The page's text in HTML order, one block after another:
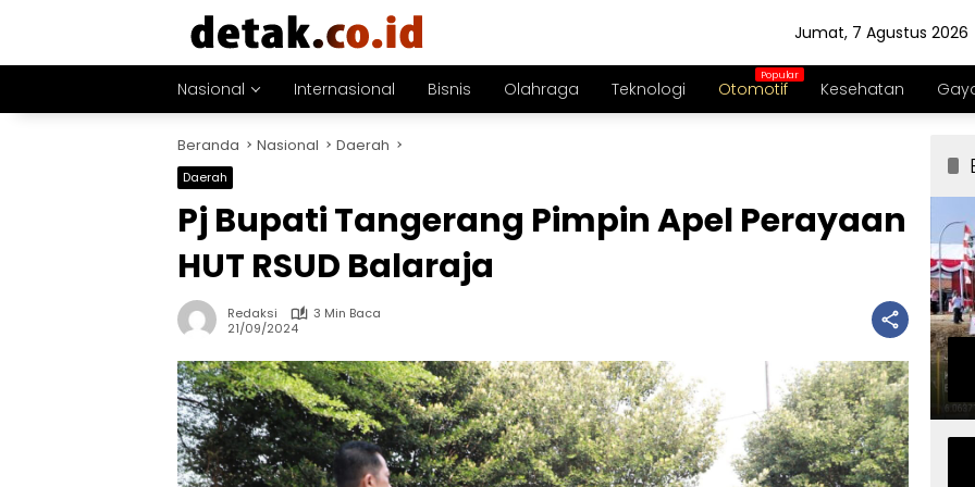
Jumat, 7 Agustus 2026
Nasional Internasional Bisnis Olahraga Teknologi Otomotif Kesehatan
Beranda Nasional Daerah
Daerah
Pj Bupati Tangerang Pimpin Apel Perayaan
HUT RSUD Balaraja
Redaksi
3 Min Baca
21/09/2024